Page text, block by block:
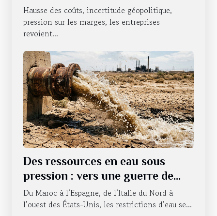
habitudes des entreprises
Hausse des coûts, incertitude géopolitique,
pression sur les marges, les entreprises
revoient...
Des ressources en eau sous
pression : vers une guerre de
l’accessibilité ?
Du Maroc à l’Espagne, de l’Italie du Nord à
l’ouest des États-Unis, les restrictions d’eau se...